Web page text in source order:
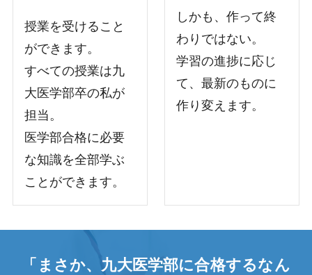
授業を受けること
ができます。
すべての授業は九
大医学部卒の私が
担当。
医学部合格に必要
な知識を全部学ぶ
ことができます。
しかも、作って終
わりではない。
学習の進捗に応じ
て、最新のものに
作り変えます。
「 まさか、九大医学部に合格するなん